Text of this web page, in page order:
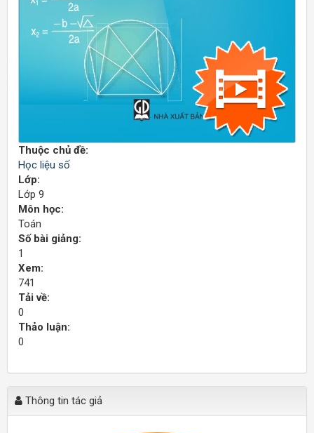
Thuộc chủ đề:
Học liệu số
Lớp:
Lớp 9
Môn học:
Toán
Số bài giảng:
1
Xem:
741
Tải về:
0
Thảo luận:
0
Thông tin tác giả